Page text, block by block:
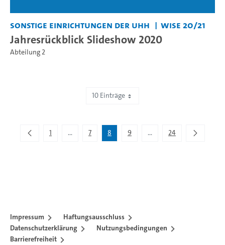
Sonstige Einrichtungen der UHH WiSe 20/21
Jahresrückblick Slideshow 2020
Abteilung 2
10 Einträge
1 ...Zwischenseiten Navigieren mit TAB-Taste.
7 8 9 ...Zwischenseiten
24
Impressum
Haftungsausschluss
Datenschutzerklärung
Nutzungsbedingungen
Barrierefreiheit